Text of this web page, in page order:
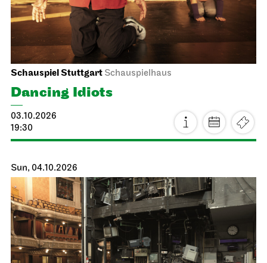
Schauspiel Stuttgart Schauspielhaus
Dancing Idiots
03.10.2026
19:30
Sun, 04.10.2026